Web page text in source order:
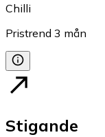
Chilli
Pristrend 3 mån
Stigande